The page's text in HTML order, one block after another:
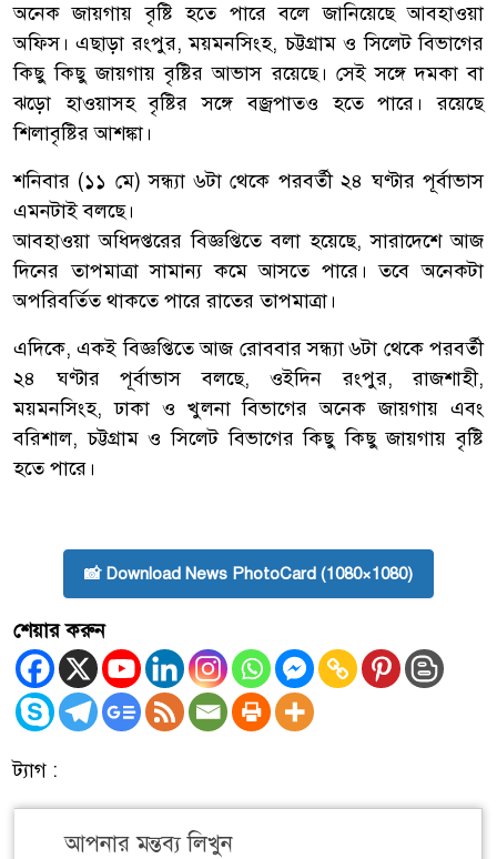
অনেক জায়গায় বৃষ্টি হতে পারে বলে জানিয়েছে আবহাওয়া
অফিস। এছাড়া রংপুর, ময়মনসিংহ, চট্টগ্রাম ও সিলেট বিভাগের
কিছু কিছু জায়গায় বৃষ্টির আভাস রয়েছে। সেই সঙ্গে দমকা বা
ঝড়ো হাওয়াসহ বৃষ্টির সঙ্গে বজ্রপাতও হতে পারে। রয়েছে
শিলাবৃষ্টির আশঙ্কা।
শনিবার (১১ মে) সন্ধ্যা ৬টা থেকে পরবর্তী ২৪ ঘণ্টার পূর্বাভাস
এমনটাই বলছে।
আবহাওয়া অধিদপ্তরের বিজ্ঞপ্তিতে বলা হয়েছে, সারাদেশে আজ
দিনের তাপমাত্রা সামান্য কমে আসতে পারে। তবে অনেকটা
অপরিবর্তিত থাকতে পারে রাতের তাপমাত্রা।
এদিকে, একই বিজ্ঞপ্তিতে আজ রোববার সন্ধ্যা ৬টা থেকে পরবর্তী
২৪ ঘণ্টার পূর্বাভাস বলছে, ওইদিন রংপুর, রাজশাহী,
ময়মনসিংহ, ঢাকা ও খুলনা বিভাগের অনেক জায়গায় এবং
বরিশাল, চট্টগ্রাম ও সিলেট বিভাগের কিছু কিছু জায়গায় বৃষ্টি
হতে পারে।
📸 Download News PhotoCard (1080×1080)
শেয়ার করুন
ট্যাগ :
আপনার মন্তব্য লিখুন